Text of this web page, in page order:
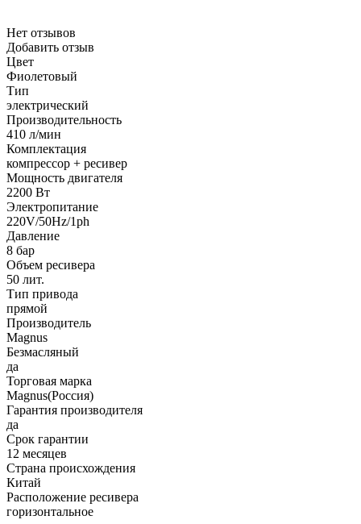
Нет отзывов
Добавить отзыв
Цвет
Фиолетовый
Тип
электрический
Производительность
410 л/мин
Комплектация
компрессор + ресивер
Мощность двигателя
2200 Вт
Электропитание
220V/50Hz/1ph
Давление
8 бар
Объем ресивера
50 лит.
Тип привода
прямой
Производитель
Magnus
Безмасляный
да
Торговая марка
Magnus(Россия)
Гарантия производителя
да
Срок гарантии
12 месяцев
Страна происхождения
Китай
Расположение ресивера
горизонтальное